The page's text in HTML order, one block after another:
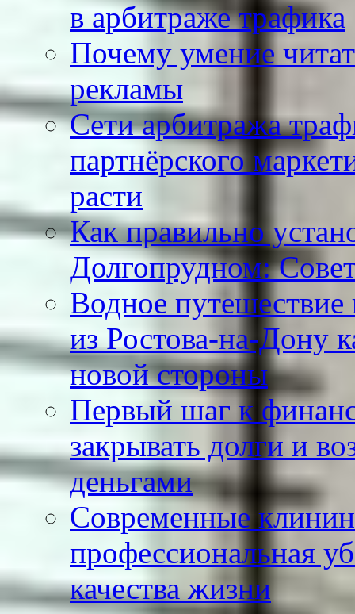
в арбитраже трафика
Почему умение
рекламы
Сети арбитража
партнёрского
расти
Как правильно
Долгопрудном:
Водное
из Ростова-на-Дону
новой стороны
Первый шаг к
закрывать долги и
деньгами
Современные
профессиональная
качества жизни